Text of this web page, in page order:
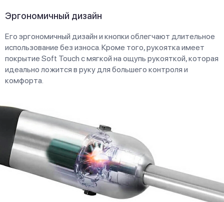
Эргономичный дизайн
Его эргономичный дизайн и кнопки облегчают длительное
использование без износа. Кроме того, рукоятка имеет
покрытие Soft Touch с мягкой на ощупь рукояткой, которая
идеально ложится в руку для большего контроля и
комфорта.